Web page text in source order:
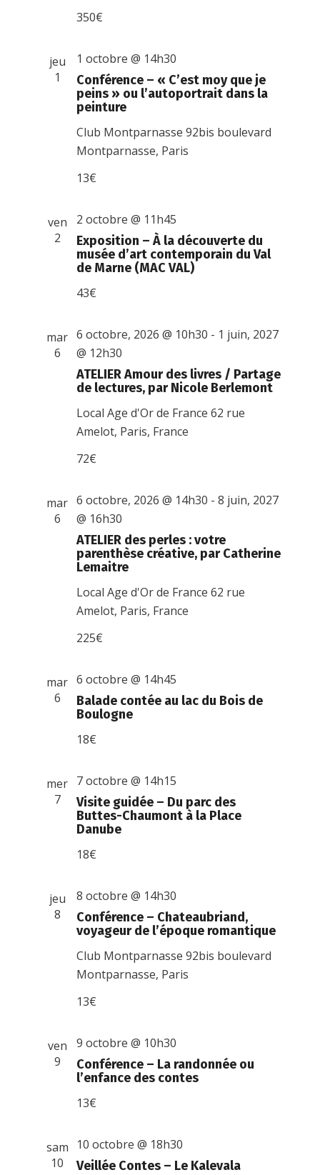
350€
jeu
1
Conférence – « C’est moy que je
peins » ou l’autoportrait dans la
peinture
1 octobre @ 14h30
Club Montparnasse92bis boulevard
Montparnasse, Paris
13€
ven
2
Exposition – À la découverte du
musée d’art contemporain du Val
de Marne (MAC VAL)
2 octobre @ 11h45
43€
mar
6
ATELIER Amour des livres / Partage
de lectures, par Nicole Berlemont
6 octobre, 2026 @ 10h30 - 1 juin, 2027
@ 12h30
Local Age d'Or de France62 rue
Amelot, Paris, France
72€
mar
6
ATELIER des perles : votre
parenthèse créative, par Catherine
Lemaitre
6 octobre, 2026 @ 14h30 -8 juin, 2027
@ 16h30
Local Age d'Or de France62 rue
Amelot, Paris, France
225€
mar
6
Balade contée au lac du Bois de
Boulogne
6 octobre @ 14h45
18€
mer
7
Visite guidée – Du parc des
Buttes-Chaumont à la Place
Danube
7 octobre @ 14h15
18€
jeu
8
Conférence – Chateaubriand,
voyageur de l’époque romantique
8 octobre @ 14h30
Club Montparnasse92bis boulevard
Montparnasse, Paris
13€
ven
9
Conférence – La randonnée ou
l’enfance des contes
9 octobre @ 10h30
13€
sam
10
Veillée Contes – Le Kalevala
10 octobre @ 18h30